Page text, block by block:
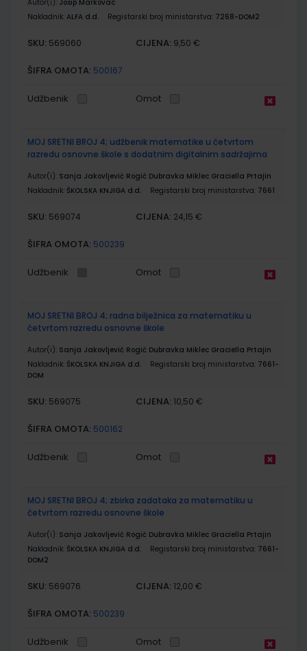
Autor(i): Josip Markovac
Nakladnik: ALFA d.d. Registarski broj ministarstva: 7268-DOM2
SKU: 569060 CIJENA: 9,50 €
ŠIFRA OMOTA: 500167
Udžbenik Omot
MOJ SRETNI BROJ 4; udžbenik matematike u četvrtom
razredu osnovne škole s dodatnim digitalnim sadržajima
Autor(i): Sanja Jakovljević Rogić Dubravka Miklec Graciella Prtajin
Nakladnik: ŠKOLSKA KNJIGA d.d. Registarski broj ministarstva: 7661
SKU: 569074 CIJENA: 24,15 €
ŠIFRA OMOTA: 500239
Udžbenik Omot
MOJ SRETNI BROJ 4; radna bilježnica za matematiku u
četvrtom razredu osnovne škole
Autor(i): Sanja Jakovljević Rogić Dubravka Miklec Graciella Prtajin
Nakladnik: ŠKOLSKA KNJIGA d.d. Registarski broj ministarstva: 7661-
DOM
SKU: 569075 CIJENA: 10,50 €
ŠIFRA OMOTA: 500162
Udžbenik Omot
MOJ SRETNI BROJ 4; zbirka zadataka za matematiku u
četvrtom razredu osnovne škole
Autor(i): Sanja Jakovljević Rogić Dubravka Miklec Graciella Prtajin
Nakladnik: ŠKOLSKA KNJIGA d.d. Registarski broj ministarstva: 7661-
DOM2
SKU: 569076 CIJENA: 12,00 €
ŠIFRA OMOTA: 500239
Udžbenik Omot